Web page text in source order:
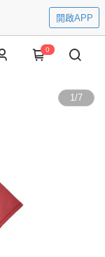
開啟APP
0
1/7